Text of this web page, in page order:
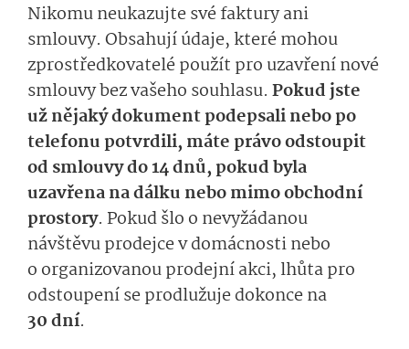
Nikomu neukazujte své faktury ani
smlouvy. Obsahují údaje, které mohou
zprostředkovatelé použít pro uzavření nové
smlouvy bez vašeho souhlasu. Pokud jste
už nějaký dokument podepsali nebo po
telefonu potvrdili, máte právo odstoupit
od smlouvy do 14 dnů, pokud byla
uzavřena na dálku nebo mimo obchodní
prostory. Pokud šlo o nevyžádanou
návštěvu prodejce v domácnosti nebo
o organizovanou prodejní akci, lhůta pro
odstoupení se prodlužuje dokonce na
30 dní.